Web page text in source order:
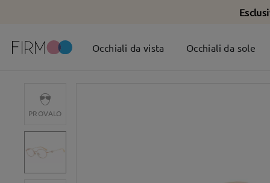
Occhiali da vista Occhiali da sole
PROVALO